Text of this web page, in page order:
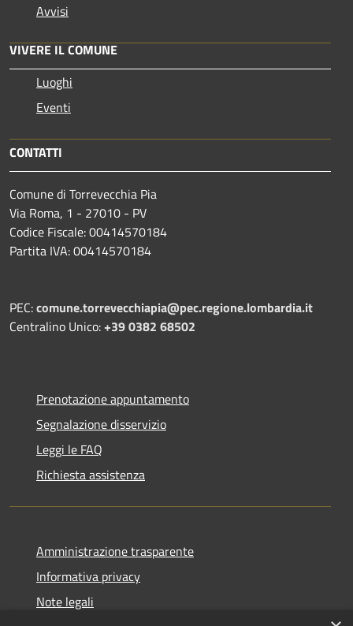
Avvisi
VIVERE IL COMUNE
Luoghi
Eventi
CONTATTI
Comune di Torrevecchia Pia
Via Roma, 1 - 27010 - PV
Codice Fiscale: 00414570184
Partita IVA: 00414570184
PEC:comune.torrevecchiapia@pec.regione.lombardia.it
Centralino Unico:+39 0382 68502
Prenotazione appuntamento
Segnalazione disservizio
Leggi le FAQ
Richiesta assistenza
Amministrazione trasparente
Informativa privacy
Note legali